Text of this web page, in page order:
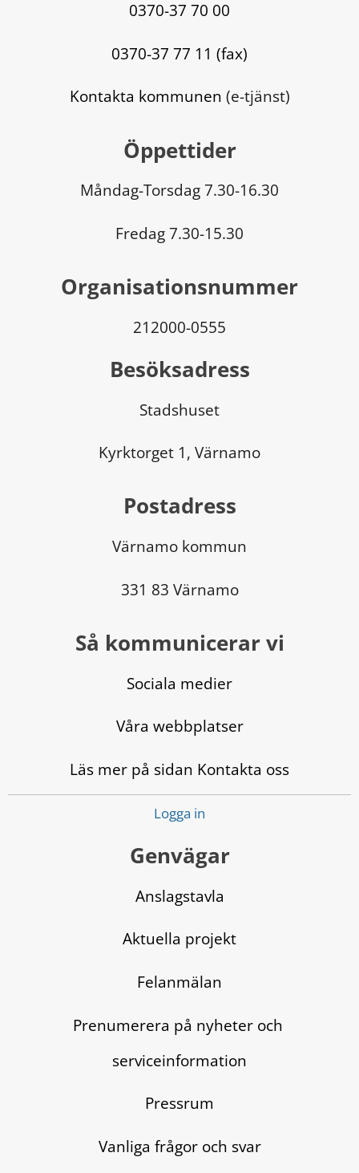
0370-37 70 00
0370-37 77 11 (fax)
Kontakta kommunen (e-tjänst)
Öppettider
Måndag-Torsdag 7.30-16.30
Fredag 7.30-15.30
Organisationsnummer
212000-0555
Besöksadress
Stadshuset
Kyrktorget 1, Värnamo
Postadress
Värnamo kommun
331 83 Värnamo
Så kommunicerar vi
Sociala medier
Våra webbplatser
Läs mer på sidan Kontakta oss
Logga in
Genvägar
Anslagstavla
Aktuella projekt
Felanmälan
Prenumerera på nyheter och
serviceinformation
Pressrum
Vanliga frågor och svar